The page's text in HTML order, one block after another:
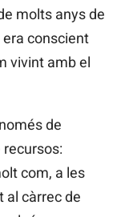
molts anys de
era conscient
vivint amb el
de
com, a les
al càrrec de